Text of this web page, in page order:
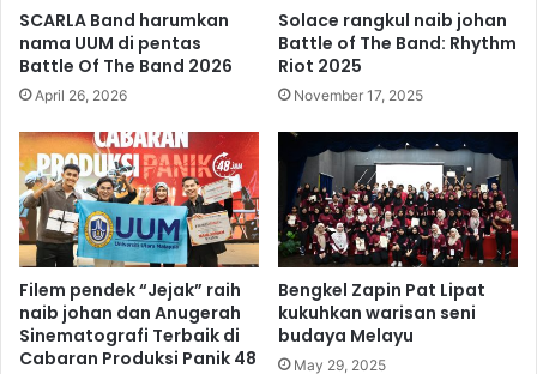
SCARLA Band harumkan
nama UUM di pentas
Battle Of The Band 2026
April 26, 2026
Solace rangkul naib johan
Battle of The Band: Rhythm
Riot 2025
November 17, 2025
Filem pendek “Jejak” raih
naib johan dan Anugerah
Sinematografi Terbaik di
Cabaran Produksi Panik 48
Bengkel Zapin Pat Lipat
kukuhkan warisan seni
budaya Melayu
May 29, 2025